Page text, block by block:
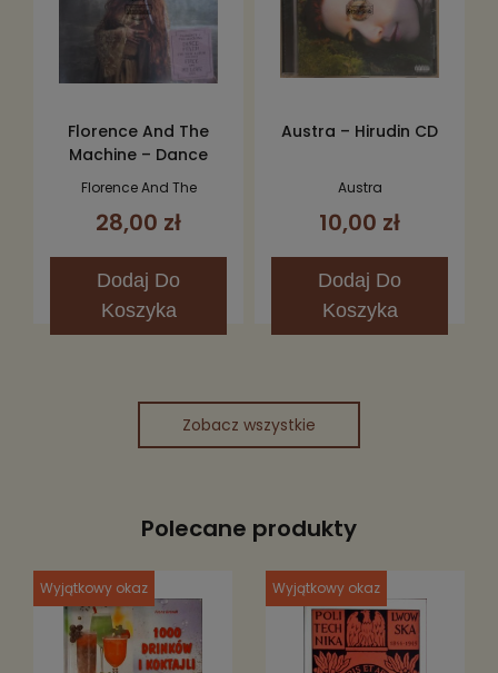
Florence And The
Machine – Dance
Fever CD (Limited
Florence And The
28,00 zł
Dodaj Do
Koszyka
Austra – Hirudin CD
Austra
10,00 zł
Dodaj Do
Koszyka
Zobacz wszystkie
Polecane produkty
Wyjątkowy okaz Wyjątkowy okaz